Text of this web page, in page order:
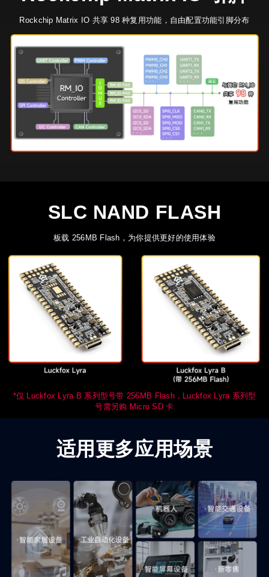
Rockchip Matrix IO 共享 98 种复用功能，自由配置功能引脚分布
SLC NAND FLASH
板载 256MB Flash，为你提供更好的使用体验
*仅 Luckfox Lyra B 系列型号带 256MB Flash，Luckfox Lyra 系列型
号需另购 Micro SD 卡
适用更多应用场景